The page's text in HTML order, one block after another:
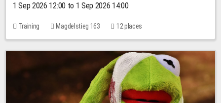
1 Sep 2026 12:00 to 1 Sep 2026 14:00
Training Magdelstieg 163 12 places